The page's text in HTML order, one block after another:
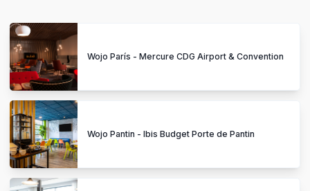
Wojo París - Mercure CDG Airport & Convention
Wojo Pantin - Ibis Budget Porte de Pantin